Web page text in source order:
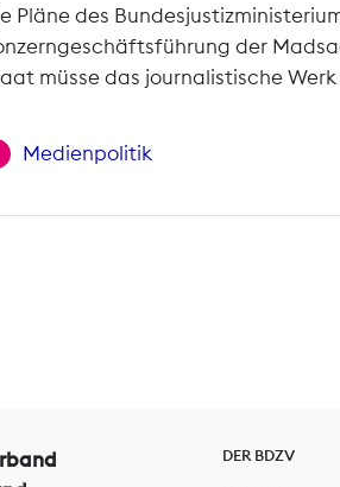
Pläne des
der
müsse das journalistische
Medienpolitik
DER BDZV